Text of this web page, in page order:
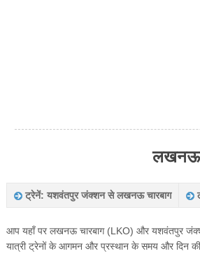
लखनऊ
ट्रेनें: यशवंतपुर जंक्शन से लखनऊ चारबाग
आप यहाँ पर लखनऊ चारबाग (LKO) और यशवंतपुर
यात्री ट्रेनों के आगमन और प्रस्थान के समय और दिन की